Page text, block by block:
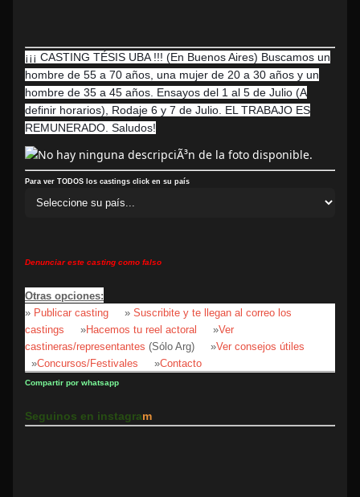
¡¡¡ CASTING TÉSIS UBA !!! (En Buenos Aires) Buscamos un
hombre de 55 a 70 años, una mujer de 20 a 30 años y un
hombre de 35 a 45 años. Ensayos del 1 al 5 de Julio (A
definir horarios), Rodaje 6 y 7 de Julio. EL TRABAJO ES
REMUNERADO. Saludos!
Para ver TODOS los castings click en su país
Denunciar este casting como falso
Otras opciones:
» Publicar casting » Suscribite y te llegan al correo los
castings
»Hacemos tu reel actoral »Ver
castineras/representantes (Sólo Arg) »Ver consejos útiles
»Concursos/Festivales »Contacto
Compartir por whatsapp
Seguinos en instagram